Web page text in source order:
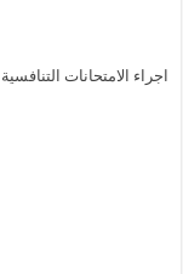
اجراء الامتحانات